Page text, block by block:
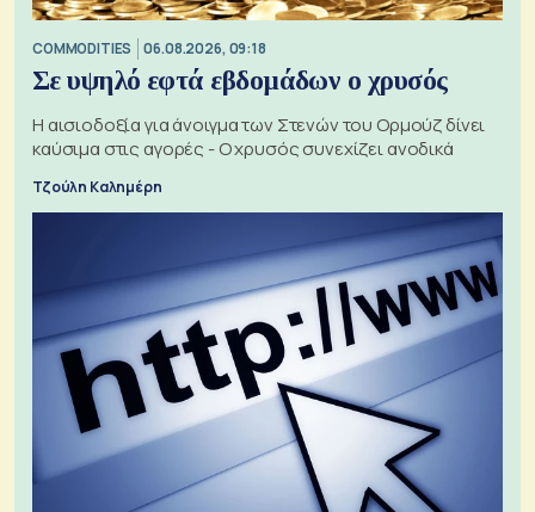
COMMODITIES 06.08.2026, 09:18
Σε υψηλό εφτά εβδομάδων ο χρυσός
Η αισιοδοξία για άνοιγμα των Στενών του Ορμούζ δίνει
καύσιμα στις αγορές - Ο χρυσός συνεχίζει ανοδικά
Τζούλη Καλημέρη